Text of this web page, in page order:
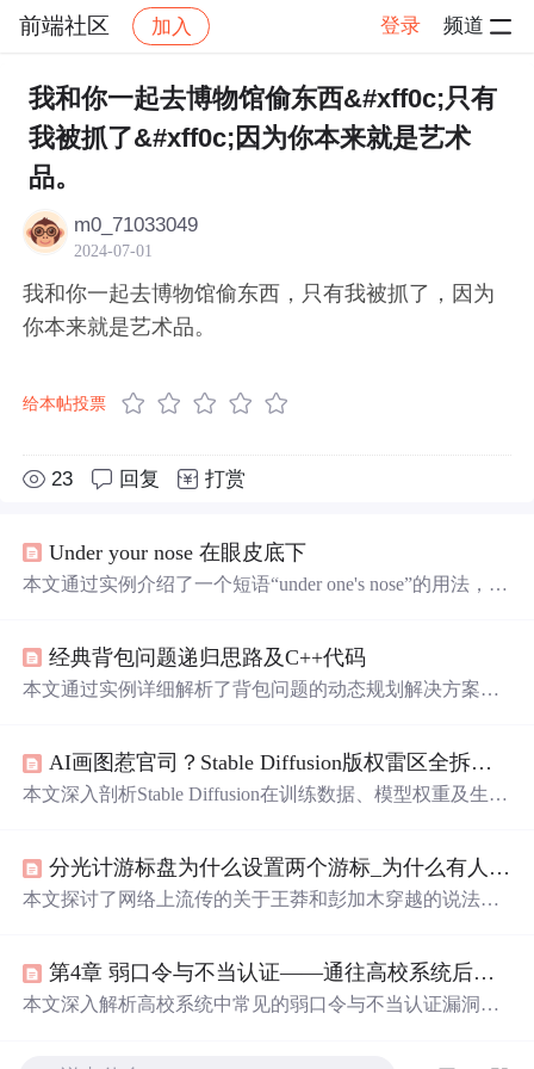
前端社区 加入 登录 频道
社区 前端社区 感慨 帖子详情
我和你一起去博物馆偷东西&#xff0c;只有
我被抓了&#xff0c;因为你本来就是艺术
品。
m0_71033049
2024-07-01
我和你一起去博物馆偷东西，只有我被抓了，因为
你本来就是艺术品。
给本帖投票
23 回复 打赏
Under your nose 在眼皮底下
本文通过实例介绍了一个短语“under one's nose”的用法，该
经典背包问题递归思路及C++代码
本文通过实例详细解析了背包问题的动态规划解决方案，
AI画图惹官司？Stable Diffusion版权雷区全拆解（附避坑指南）
本文深入剖析Stable Diffusion在训练数据、模型权重及生成
pt审计、LoRA私有化训练、水印声明等实用技术应对策
略，并强调留痕管理与团队合规意识的重要性。
分光计游标盘为什么设置两个游标_为什么有人说历史上的王莽就是在罗布泊失踪的彭加木穿越而成的？...
本文探讨了网络上流传的关于王莽和彭加木穿越的说法，
第4章 弱口令与不当认证——通往高校系统后门的“万能钥匙”
本文深入解析高校系统中常见的弱口令与不当认证漏洞，